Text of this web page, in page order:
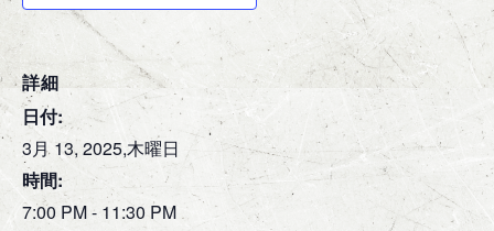
詳細
日付:
3月 13, 2025,木曜日
時間:
7:00 PM - 11:30 PM